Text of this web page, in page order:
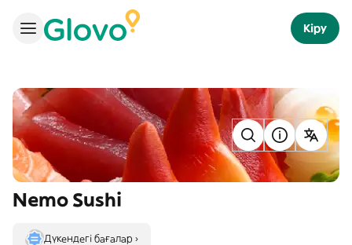
Кіру
Nemo Sushi
Дүкендегі бағалар ›